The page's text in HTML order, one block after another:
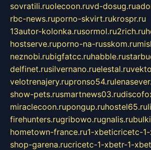
sovratili.ruolecoon.ruvd-dosug.ru
rbc-news.ruporno-skvirt.rukrospr.ru
13autor-kolonka.rusormol.ru2rich.ru
hostserve.ruporno-na-russkom.ru
neznobi.rubigfatcc.ruhabble.ru
delfinet.rusilvernano.ruelestal.ru
velotrenajery.rupronso54.ru
show-pets.rusmartnews03.ru
miraclecoon.rupongup.ruhostel65.ru
firehunters.rugribowo.rugnalis.ru
hometown-france.ru1-xbeticricetc-
shop-garena.rucricetc-1-xbetr-1-